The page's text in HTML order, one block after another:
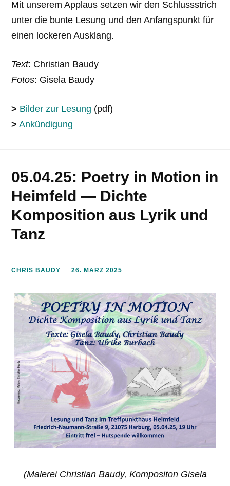
Mit unserem Applaus setzen wir den Schlussstrich
unter die bunte Lesung und den Anfangspunkt für
einen lockeren Ausklang.
Text: Christian Baudy
Fotos: Gisela Baudy
> Bilder zur Lesung (pdf)
> Ankündigung
05.04.25: Poetry in Motion in
Heimfeld — Dichte
Komposition aus Lyrik und
Tanz
CHRIS BAUDY 26. MÄRZ 2025
(Malerei Christian Baudy, Kompositon Gisela